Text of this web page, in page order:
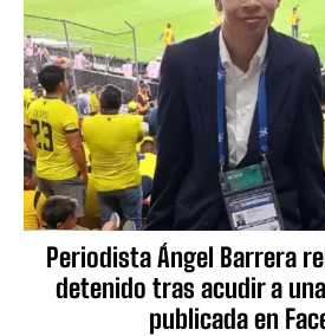
Periodista Ángel Barrera
detenido tras acudir a
publicada en